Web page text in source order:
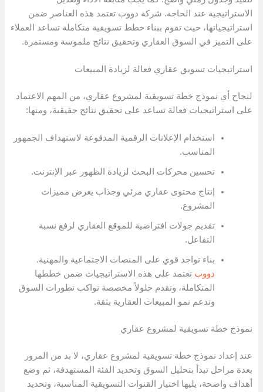
الاستراتيجية عند الحاجة. شركة دووب تعتمد هذه العناصر ضمن
استراتيجياتها، حيث تقوم ببناء خطط تسويقية متكاملة تساعد العملاء
على التميز في السوق العقاري وتحقيق نتائج ملموسة ومستمرة.
استراتيجيات تسويق عقاري فعالة لزيادة المبيعات
لنجاح أي نموذج خطة تسويقية لمشروع عقاري، من المهم الاعتماد
على استراتيجيات فعالة تساعد على تحقيق نتائج حقيقية، ومنها:
استخدام الإعلانات الرقمية المدفوعة لاستهداف الجمهور
المناسب.
تحسين محركات البحث لزيادة الظهور عبر الإنترنت.
إنتاج محتوى عقاري مرئي وجذاب يعرض مميزات
المشروع.
تقديم جولات افتراضية للموقع العقاري لرفع نسبة
التفاعل.
بناء تواجد قوي على المنصات الاجتماعية والمهنية.
دووب تعتمد على هذه الاستراتيجيات ضمن خططها
المتكاملة، وتقدم حلولاً مخصصة تواكب تطورات السوق
وتدعم نمو المبيعات العقارية بثقة.
نموذج خطة تسويقية لمشروع عقاري
عند إعداد نموذج خطة تسويقية لمشروع عقاري، لا بد من المرور
بعدة مراحل تبدأ بتحليل السوق وتحديد الفئة المستهدفة، ثم وضع
أهداف واضحة، يليها اختيار القنوات التسويقية المناسبة، وتحديد